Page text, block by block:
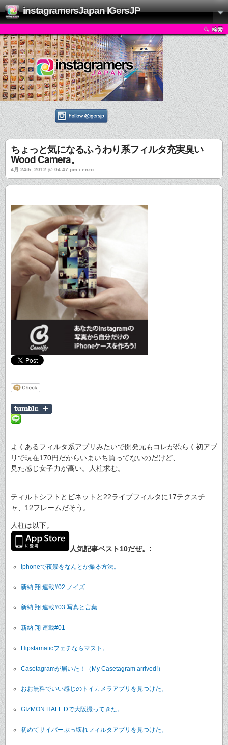
instagramersJapan IGersJP
検索
ちょっと気になるふうわり系フィルタ充実臭い
Wood Camera。
4月 24th, 2012 @ 04:47 pm › enzo
よくあるフィルタ系アプリみたいで開発元もコレが恐らく初アプ
リで現在170円だからいまいち買ってないのだけど、
見た感じ女子力が高い。人柱求む。
ティルトシフトとビネットと22ライブフィルタに17テクスチ
ャ、12フレームだそう。
人柱は以下。
人気記事ベスト10だぜ。:
iphoneで夜景をなんとか撮る方法。
新納 翔 連載#02 ノイズ
新納 翔 連載#03 写真と言葉
新納 翔 連載#01
Hipstamaticフェチならマスト。
Casetagramが届いた！（My Casetagram arrived!）
おお無料でいい感じのトイカメラアプリを見つけた。
GIZMON HALF Dで大阪撮ってきた。
初めてサイバーぶっ壊れフィルタアプリを見つけた。